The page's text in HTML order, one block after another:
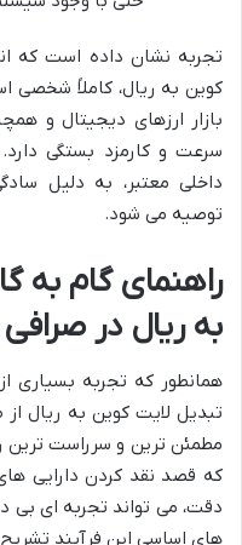
تجربه نشان داده است که
کوین به ریال، کاملاً شخصی
بازار ارزهای دیجیتال و
سرعت و کارمزد بستگی
داخلی معتبر، به دلیل
توصیه می شود.
راهنمای گام به
به ریال در
همانطور که تجربه بسیاری
تبدیل لایت کوین به ریال
مطمئن ترین و سرراست ترین
که قصد نقد کردن دارایی
دقت، می تواند تجربه ای بی
های اساسی این فرآیند